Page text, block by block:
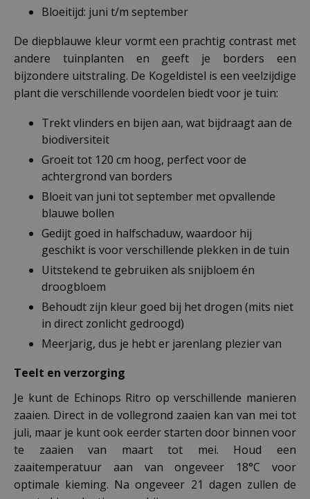
Bloeitijd: juni t/m september
De diepblauwe kleur vormt een prachtig contrast met
andere tuinplanten en geeft je borders een
bijzondere uitstraling. De Kogeldistel is een veelzijdige
plant die verschillende voordelen biedt voor je tuin:
Trekt vlinders en bijen aan, wat bijdraagt aan de
biodiversiteit
Groeit tot 120 cm hoog, perfect voor de
achtergrond van borders
Bloeit van juni tot september met opvallende
blauwe bollen
Gedijt goed in halfschaduw, waardoor hij
geschikt is voor verschillende plekken in de tuin
Uitstekend te gebruiken als snijbloem én
droogbloem
Behoudt zijn kleur goed bij het drogen (mits niet
in direct zonlicht gedroogd)
Meerjarig, dus je hebt er jarenlang plezier van
Teelt en verzorging
Je kunt de Echinops Ritro op verschillende manieren
zaaien. Direct in de vollegrond zaaien kan van mei tot
juli, maar je kunt ook eerder starten door binnen voor
te zaaien van maart tot mei. Houd een
zaaitemperatuur aan van ongeveer 18°C voor
optimale kieming. Na ongeveer 21 dagen zullen de